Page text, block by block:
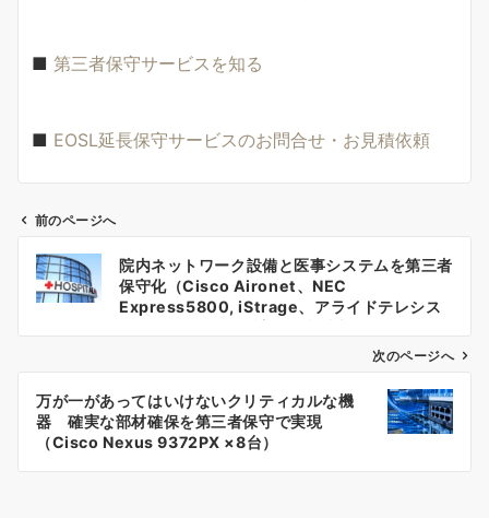
■ 第三者保守サービスを知る
■ EOSL延長保守サービスのお問合せ・お見積依頼
投
稿
ナ
ビ
ゲ
シ
前のページへ
院内ネットワーク設備と医事システムを第三者
保守化（Cisco Aironet、NEC
Express5800, iStrage、アライドテレシス
次のページへ
万が一があってはいけないクリティカルな機
器 確実な部材確保を第三者保守で実現
（Cisco Nexus 9372PX ×8台）